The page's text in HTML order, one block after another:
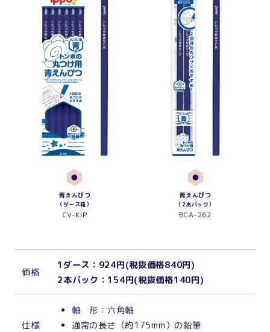
青えんぴつ
（ダース箱）
CV-KIP
青えんぴつ
（2本パック）
BCA-262
価格
1ダース：924円(税抜価格840円)
2本パック：154円(税抜価格140円)
仕様
軸 形：六角軸
通常の長さ（約175mm）の鉛筆